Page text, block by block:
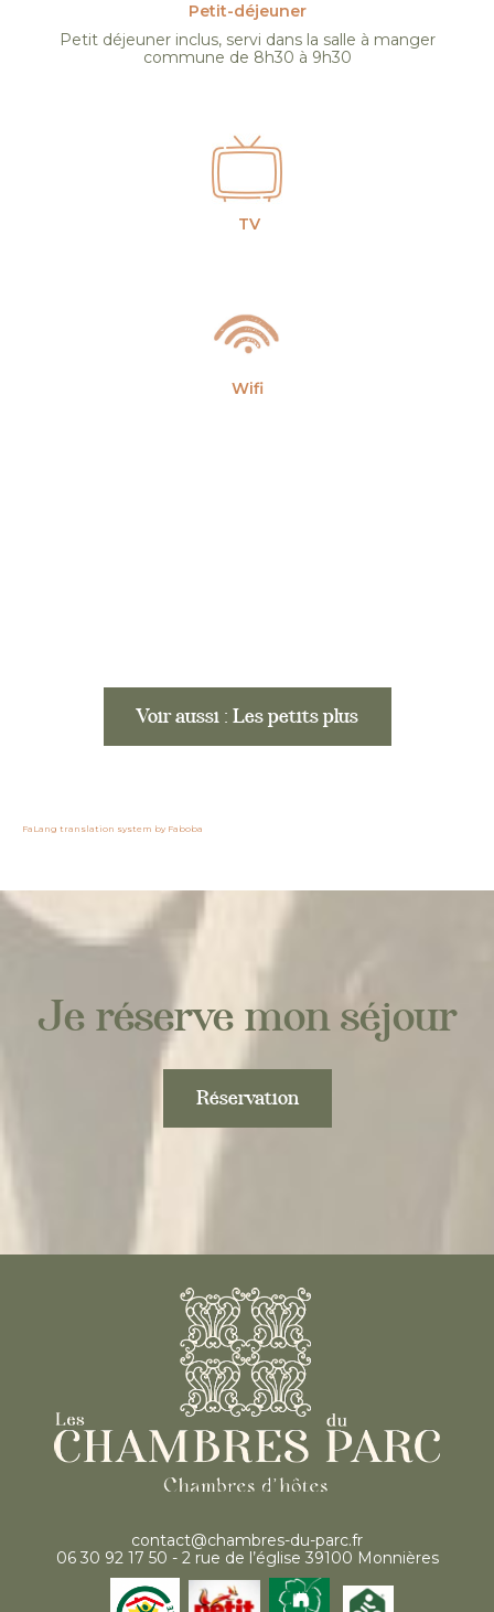
Petit-déjeuner
Petit déjeuner inclus, servi dans la salle à manger
commune de 8h30 à 9h30
TV
Wifi
Voir aussi : Les petits plus
FaLang translation system by Faboba
Je réserve mon séjour
Réservation
contact@chambres-du-parc.fr
06 30 92 17 50 - 2 rue de l’église 39100 Monnières